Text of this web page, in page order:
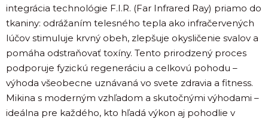
integrácia technológie F.I.R. (Far Infrared Ray) priamo do
tkaniny: odrážaním telesného tepla ako infračervených
lúčov stimuluje krvný obeh, zlepšuje okysličenie svalov a
pomáha odstraňovať toxíny. Tento prirodzený proces
podporuje fyzickú regeneráciu a celkovú pohodu –
výhoda všeobecne uznávaná vo svete zdravia a fitness.
Mikina s moderným vzhľadom a skutočnými výhodami –
ideálna pre každého, kto hľadá výkon aj pohodlie v